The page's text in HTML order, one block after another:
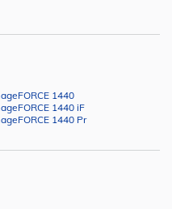
1440
1440 iF
1440 Pr